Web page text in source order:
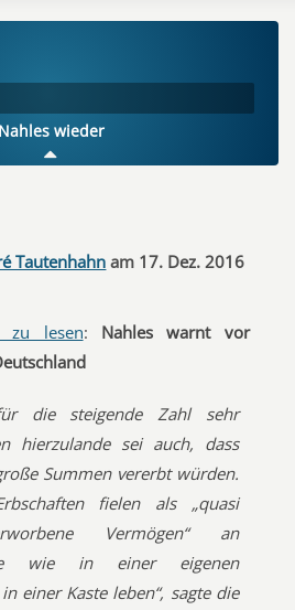
Nahles wieder
Tautenhahnam 17. Dez. 2016
zu lesen: Nahles warnt vor
die steigende Zahl sehr
hierzulande sei auch, dass
Summen vererbt würden.
fielen als „quasi
Vermögen“ an
wie in einer eigenen
einer Kaste leben“, sagte die